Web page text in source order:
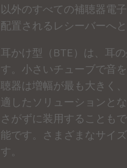
以外のすべての補聴器電
配置されるレシーバーへ
耳かけ型（BTE）は、耳
す。小さいチューブで音
聴器は増幅が最も大きく
適したソリューションと
さがずに装用することも
能です。
さまざまなサイ
す。